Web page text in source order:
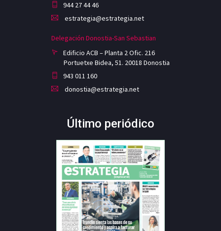
944 27 44 46
estrategia@estrategia.net
Delegación Donostia-San Sebastian
Edificio ACB – Planta 2 Ofic. 216
Portuetxe Bidea, 51. 20018 Donostia
943 011 160
donostia@estrategia.net
Último periódico